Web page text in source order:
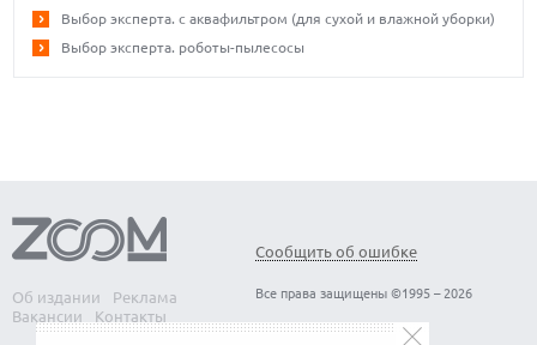
Выбор эксперта. с аквафильтром (для сухой и влажной уборки)
Выбор эксперта. роботы-пылесосы
Об издании
Реклама
Вакансии
Контакты
Сообщить об ошибке
Все права защищены ©1995 – 2026